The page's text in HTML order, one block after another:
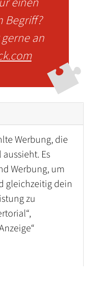
Begriff?
an
Werbung, die
Es
Werbung, um
gleichzeitig dein
zu